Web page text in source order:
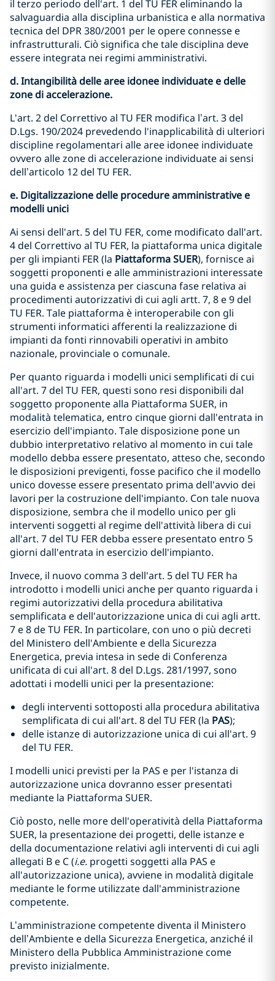
il terzo periodo dell'art. 1 del TU FER eliminando la
salvaguardia alla disciplina urbanistica e alla normativa
tecnica del DPR 380/2001 per le opere connesse e
infrastrutturali. Ciò significa che tale disciplina deve
essere integrata nei regimi amministrativi.
d. Intangibilità delle aree idonee individuate e delle
zone di accelerazione.
L'art. 2 del Correttivo al TU FER modifica l’art. 3 del
D.Lgs. 190/2024 prevedendo l'inapplicabilità di ulteriori
discipline regolamentari alle aree idonee individuate
ovvero alle zone di accelerazione individuate ai sensi
dell’articolo 12 del TU FER.
e. Digitalizzazione delle procedure amministrative e
modelli unici
Ai sensi dell'art. 5 del TU FER, come modificato dall'art.
4 del Correttivo al TU FER, la piattaforma unica digitale
per gli impianti FER (la Piattaforma SUER), fornisce ai
soggetti proponenti e alle amministrazioni interessate
una guida e assistenza per ciascuna fase relativa ai
procedimenti autorizzativi di cui agli artt. 7, 8 e 9 del
TU FER. Tale piattaforma è interoperabile con gli
strumenti informatici afferenti la realizzazione di
impianti da fonti rinnovabili operativi in ambito
nazionale, provinciale o comunale.
Per quanto riguarda i modelli unici semplificati di cui
all'art. 7 del TU FER, questi sono resi disponibili dal
soggetto proponente alla Piattaforma SUER, in
modalità telematica, entro cinque giorni dall'entrata in
esercizio dell'impianto. Tale disposizione pone un
dubbio interpretativo relativo al momento in cui tale
modello debba essere presentato, atteso che, secondo
le disposizioni previgenti, fosse pacifico che il modello
unico dovesse essere presentato prima dell'avvio dei
lavori per la costruzione dell'impianto. Con tale nuova
disposizione, sembra che il modello unico per gli
interventi soggetti al regime dell'attività libera di cui
all'art. 7 del TU FER debba essere presentato entro 5
giorni dall'entrata in esercizio dell'impianto.
Invece, il nuovo comma 3 dell'art. 5 del TU FER ha
introdotto i modelli unici anche per quanto riguarda i
regimi autorizzativi della procedura abilitativa
semplificata e dell'autorizzazione unica di cui agli artt.
7 e 8 de TU FER. In particolare, con uno o più decreti
del Ministero dell'Ambiente e della Sicurezza
Energetica, previa intesa in sede di Conferenza
unificata di cui all'art. 8 del D.Lgs. 281/1997, sono
adottati i modelli unici per la presentazione:
degli interventi sottoposti alla procedura abilitativa
semplificata di cui all'art. 8 del TU FER (la PAS);
delle istanze di autorizzazione unica di cui all'art. 9
del TU FER.
I modelli unici previsti per la PAS e per l'istanza di
autorizzazione unica dovranno esser presentati
mediante la Piattaforma SUER.
Ciò posto, nelle more dell'operatività della Piattaforma
SUER, la presentazione dei progetti, delle istanze e
della documentazione relativi agli interventi di cui agli
allegati B e C (i.e. progetti soggetti alla PAS e
all'autorizzazione unica), avviene in modalità digitale
mediante le forme utilizzate dall'amministrazione
competente.
L’amministrazione competente diventa il Ministero
dell’Ambiente e della Sicurezza Energetica, anziché il
Ministero della Pubblica Amministrazione come
previsto inizialmente.